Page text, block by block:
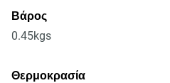
Βάρος
0.45kgs
Θερμοκρασία